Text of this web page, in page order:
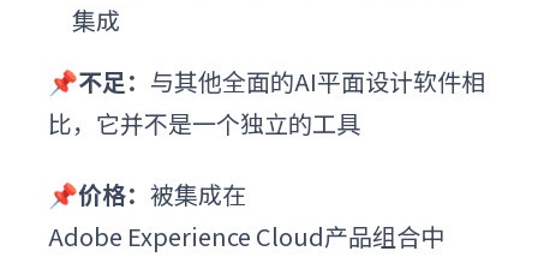
集成
📌不足： 与其他全面的AI平面设计软件相
比，它并不是一个独立的工具
📌价格： 被集成在
Adobe Experience Cloud产品组合中